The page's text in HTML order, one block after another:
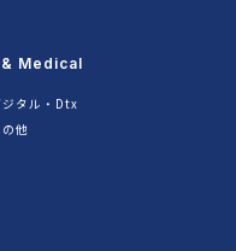
Medical
ジタル・Dtx
他